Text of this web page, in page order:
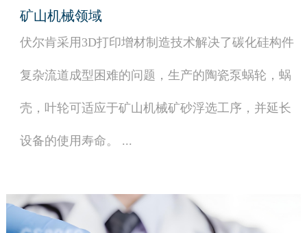
矿山机械领域
伏尔肯采用3D打印增材制造技术解决了碳化硅构件
复杂流道成型困难的问题，生产的陶瓷泵蜗轮，蜗
壳，叶轮可适应于矿山机械矿砂浮选工序，并延长
设备的使用寿命。 ...